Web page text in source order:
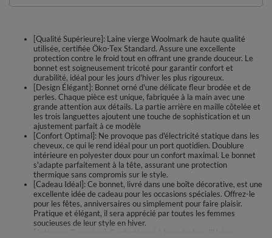
[Qualité Supérieure]: Laine vierge Woolmark de haute qualité
utilisée, certifiée Öko-Tex Standard. Assure une excellente
protection contre le froid tout en offrant une grande douceur. Le
bonnet est soigneusement tricoté pour garantir confort et
durabilité, idéal pour les jours d'hiver les plus rigoureux.
[Design Élégant]: Bonnet orné d'une délicate fleur brodée et de
perles. Chaque pièce est unique, fabriquée à la main avec une
grande attention aux détails. La partie arrière en maille côtelée et
les trois languettes ajoutent une touche de sophistication et un
ajustement parfait à ce modèle
[Confort Optimal]: Ne provoque pas d'électricité statique dans les
cheveux, ce qui le rend idéal pour un port quotidien. Doublure
intérieure en polyester doux pour un confort maximal. Le bonnet
s'adapte parfaitement à la tête, assurant une protection
thermique sans compromis sur le style.
[Cadeau Idéal]: Ce bonnet, livré dans une boîte décorative, est une
excellente idée de cadeau pour les occasions spéciales. Offrez-le
pour les fêtes, anniversaires ou simplement pour faire plaisir.
Pratique et élégant, il sera apprécié par toutes les femmes
soucieuses de leur style en hiver.
[Artisanat Européen]: Confectionné à la main dans l'Union